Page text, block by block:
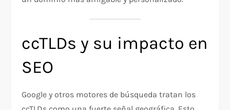
ccTLDs y su impacto en
SEO
Google y otros motores de búsqueda tratan los